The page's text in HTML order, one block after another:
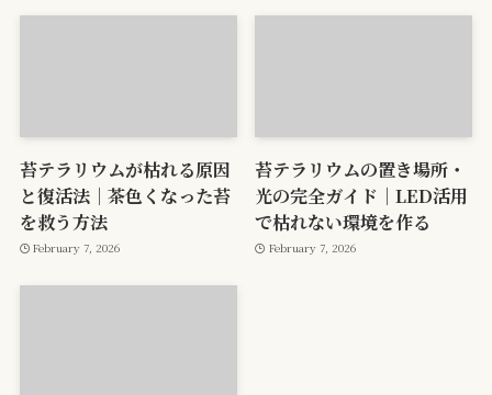
苔テラリウムが枯れる原因
と復活法｜茶色くなった苔
を救う方法
February 7, 2026
苔テラリウムの置き場所・
光の完全ガイド｜LED活用
で枯れない環境を作る
February 7, 2026